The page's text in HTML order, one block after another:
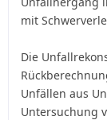
mit
Die
Unfällen aus
Untersuchung